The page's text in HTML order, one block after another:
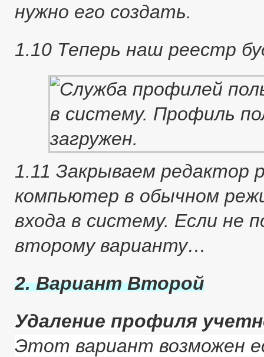
нужно его создать.
1.10 Теперь наш реестр
1.11 Закрываем редактор
компьютер в обычном
входа в систему. Если не
второму варианту…
2. Вариант Второй
Удаление профиля
Этот вариант возможен